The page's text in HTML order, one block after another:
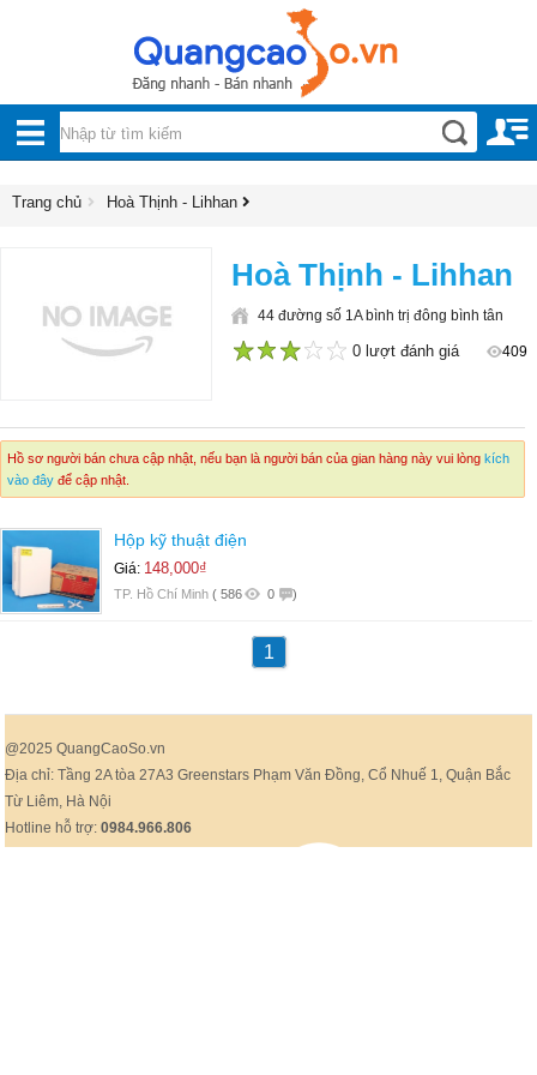
BỘ
Nội, ngoại thất
Điện thoại, Viễn thông
Nhà và Đất
Công nghiệp, xây dựng
Trang chủ Hoà Thịnh - Lihhan
Hoà Thịnh - Lihhan
44 đường số 1A bình trị đông bình tân
0 lượt đánh giá 409
Hồ sơ người bán chưa cập nhật, nếu bạn là người bán của gian hàng này vui lòng kích
vào đây để cập nhật.
Hộp kỹ thuật điện
Giá: 148,000₫
TP. Hồ Chí Minh ( 586 0 )
1
@2025 QuangCaoSo.vn
Địa chỉ: Tầng 2A tòa 27A3 Greenstars Phạm Văn Đồng, Cổ Nhuế 1, Quận Bắc
Từ Liêm, Hà Nội
Hotline hỗ trợ:0984.966.806